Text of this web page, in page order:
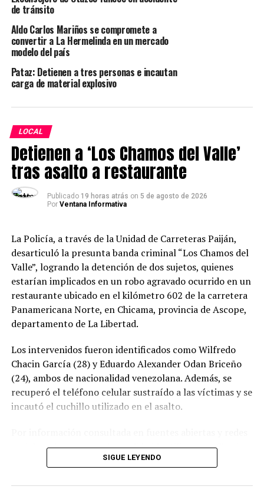
salud está comprometido en esta tarea”, dice
TEMAS RELACIONADOS:
SIGUIENTE POST
Hidrandina repotencia y renueva redes eléctricas en
Personal de salud de Julcán lucha a diario contra
adversidades
de tránsito
Aldo Carlos Mariños se compromete a
convertir a La Hermelinda en un mercado
modelo del país
Pataz: Detienen a tres personas e incautan
carga de material explosivo
LOCAL
Detienen a ‘Los Chamos del Valle’
tras asalto a restaurante
Publicado 19 horas atrás on 5 de agosto de 2026
Por Ventana Informativa
La Policía, a través de la Unidad de Carreteras Paiján,
desarticuló la presunta banda criminal “Los Chamos del
Valle”, logrando la detención de dos sujetos, quienes
estarían implicados en un robo agravado ocurrido en un
restaurante ubicado en el kilómetro 602 de la carretera
Panamericana Norte, en Chicama, provincia de Ascope,
departamento de La Libertad.
Los intervenidos fueron identificados como Wilfredo
Chacin García (28) y Eduardo Alexander Odan Briceño
(24), ambos de nacionalidad venezolana. Además, se
recuperó el teléfono celular sustraído a las víctimas y se
incautó el cuchillo utilizado en el asalto.
sociales, al parecer, se ha podido identificar que Chacin
García aparecería vinculado anteriormente en
información será objeto de verificación oficial y
SIGUE LEYENDO